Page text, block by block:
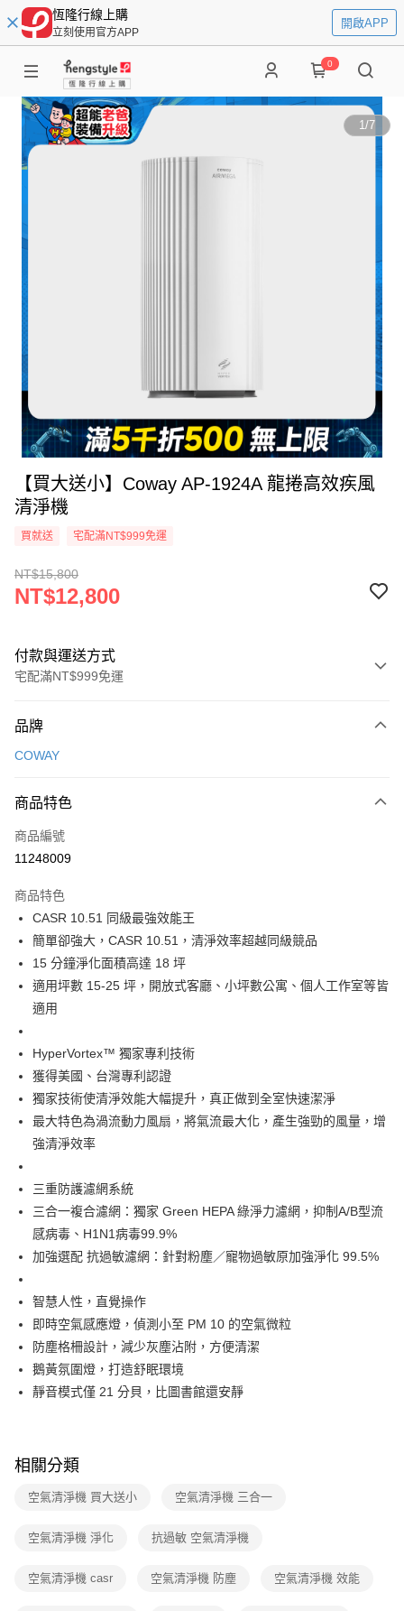
恆隆行線上購
立刻使用官方APP
開啟APP
0
1/7
【買大送小】Coway AP-1924A 龍捲高效疾風
清淨機
買就送 宅配滿NT$999免運
NT$15,800
NT$12,800
付款與運送方式
宅配滿NT$999免運
信用卡一次付款
3 期 0 利率 每期
合作金庫商業銀行
上海商業儲蓄銀行
臺灣中小企業銀行
匯豐（台灣）商業銀行
聯邦商業銀行
遠東國際商業銀行
元大商業銀行
玉山商業銀行
星展（台灣）商業銀行
台灣樂天信用卡公司
合作金庫商業銀行
上海商業儲蓄銀行
國泰世華商業銀行
匯豐（台灣）商業銀行
華泰商業銀行
聯邦商業銀行
元大商業銀行
永豐商業銀行
玉山商業銀行
即享券
LINE Pay
Apple Pay
街口支付
Google Pay
運送方式
宅配
每筆NT$100，滿NT$999(含以上)免運費
品牌
COWAY
商品特色
商品編號
11248009
商品特色
CASR 10.51 同級最強效能王
簡單卻強大，CASR 10.51，清淨效率超越同級競品
15 分鐘淨化面積高達 18 坪
適用坪數 15-25 坪，開放式客廳、小坪數公寓、個人工作室等皆
適用
HyperVortex™ 獨家專利技術
獲得美國、台灣專利認證
獨家技術使清淨效能大幅提升，真正做到全室快速潔淨
最大特色為渦流動力風扇，將氣流最大化，產生強勁的風量，增
強清淨效率
三重防護濾網系統
三合一複合濾網：獨家 Green HEPA 綠淨力濾網，抑制A/B型流
感病毒、H1N1病毒99.9%
加強選配 抗過敏濾網：針對粉塵／寵物過敏原加強淨化 99.5%
智慧人性，直覺操作
即時空氣感應燈，偵測小至 PM 10 的空氣微粒
防塵格柵設計，減少灰塵沾附，方便清潔
鵝黃氛圍燈，打造舒眠環境
靜音模式僅 21 分貝，比圖書館還安靜
相關分類
空氣清淨機 買大送小 空氣清淨機 三合一
空氣清淨機 淨化 抗過敏 空氣清淨機
空氣清淨機 casr 空氣清淨機 防塵 空氣清淨機 效能